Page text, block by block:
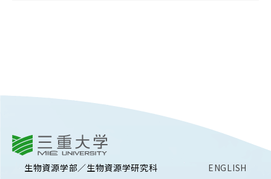
生物資源学研究科紀要
ANPIC
ANPIC安否情報システム
生物資源学部／生物資源学研究科 ENGLISH